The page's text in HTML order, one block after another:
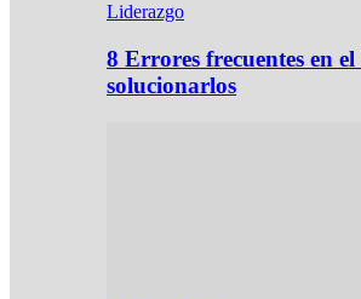
Liderazgo
8 Errores frecuentes en
solucionarlos